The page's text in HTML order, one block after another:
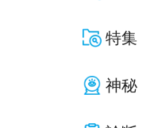
特集
神秘